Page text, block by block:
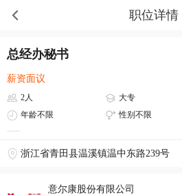
职位详情
总经办秘书
薪资面议
2人
大专
年龄不限
性别不限
浙江省青田县温溪镇温中东路239号
意尔康股份有限公司